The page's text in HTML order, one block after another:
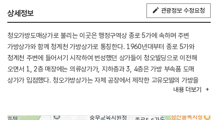
상세정보 관광정보 수정요청
청오가방도매상가로 불리는 이곳은 행정구역상 종로 5가에 속하며 주변
가방상가와 함께 청계천 가방상가로 통칭한다. 1960년대부터 종로 5가와
청계천 주변에 들어서기 시작하여 번성했던 상가들이 청오빌딩으로 이전해
오면서 1, 2층 매장에는 의류상가가, 지하층과 3, 4층은 가방 부속품 도매
상가가 입점했다. 청오가방상가는 자체 공장에서 제작한 고유모델의 가방을
전국의 소매상에게 도매할 뿐만 아니라 일부 점포들은 백화점에 가방을
가방, 학생 가방 등 한두 가지 품목 위주로 파는 전문점이 많다. 유치원 가방,
내용 더보기